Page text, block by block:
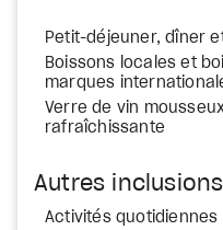
Petit-déjeuner, dîner
Boissons locales et
marques
Verre de vin
rafraîchissante
Autres inclusions
Activités quotidiennes